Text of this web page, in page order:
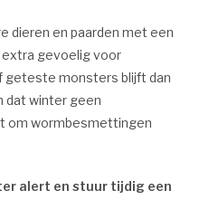
dieren en paarden met een
gevoelig voor
geteste monsters blijft dan
dat winter geen
om wormbesmettingen
alert en stuur tijdig een